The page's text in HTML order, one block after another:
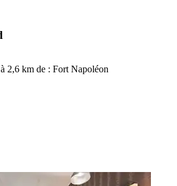
2,6 km de : Fort Napoléon